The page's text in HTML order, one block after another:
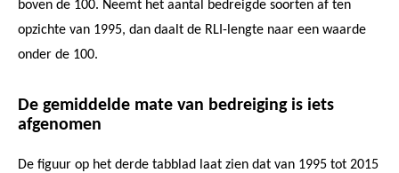
boven de 100. Neemt het aantal bedreigde soorten af ten
opzichte van 1995, dan daalt de RLI-lengte naar een waarde
onder de 100.
De gemiddelde mate van bedreiging is iets
afgenomen
De figuur op het derde tabblad laat zien dat van 1995 tot 2015